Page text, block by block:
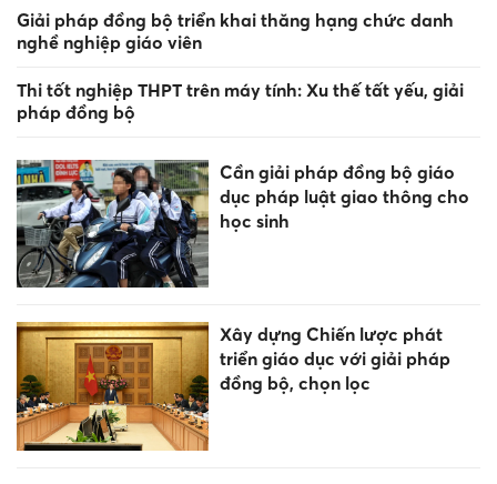
Giải pháp đồng bộ triển khai thăng hạng chức danh
nghề nghiệp giáo viên
Thi tốt nghiệp THPT trên máy tính: Xu thế tất yếu, giải
pháp đồng bộ
Cần giải pháp đồng bộ giáo
dục pháp luật giao thông cho
học sinh
Xây dựng Chiến lược phát
triển giáo dục với giải pháp
đồng bộ, chọn lọc